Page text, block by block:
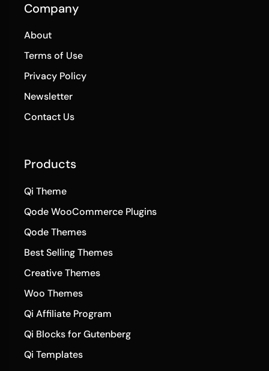
Company
About
Terms of Use
Privacy Policy
Newsletter
Contact Us
Products
Qi Theme
Qode WooCommerce Plugins
Qode Themes
Best Selling Themes
Creative Themes
Woo Themes
Qi Affiliate Program
Qi Blocks for Gutenberg
Qi Templates